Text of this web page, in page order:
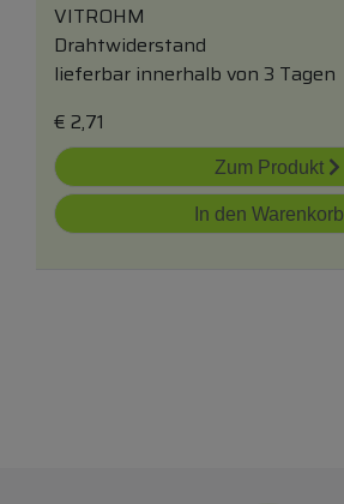
VITROHM
Drahtwiderstand
lieferbar innerhalb von 3 Tagen
€ 2,71
Zum Produkt
In den Warenkorb